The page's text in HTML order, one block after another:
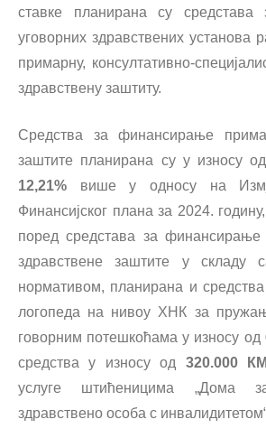
ставке планирана су
уговорних здравствених установа
примарну, консултативно-
здравствену заштиту.
Средства за финансирање
заштите планирана су у износу од
12,21% више у односу на
Финансијског плана за 2024.
поред средстава за финансирање
здравствене заштите у складу
нормативом, планирана и
логопеда на нивоу ХНК за
говорним потешкоћама у износу од
средства у износу од 320.000 КМ
услуге штићеницима „Дома
здравствено особа с